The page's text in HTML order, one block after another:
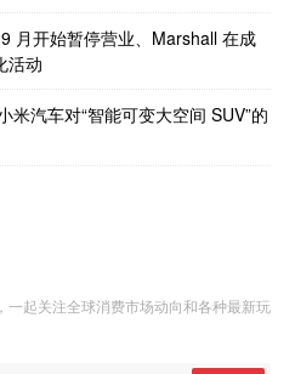
月开始暂停营业、Marshall 在成
活动
米汽车对“智能可变大空间 SUV”的
起关注全球消费市场动向和各种最新玩